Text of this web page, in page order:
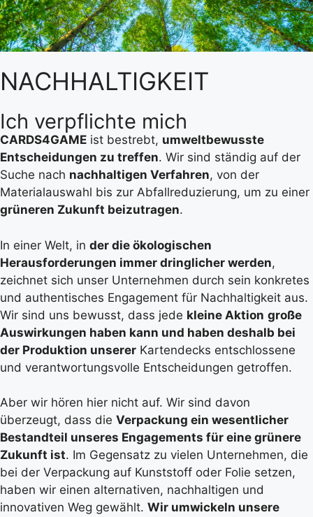
NACHHALTIGKEIT
Ich verpflichte mich
CARDS4GAME ist bestrebt, umweltbewusste
Entscheidungen zu treffen. Wir sind ständig auf der
Suche nach nachhaltigen Verfahren, von der
Materialauswahl bis zur Abfallreduzierung, um zu einer
grüneren Zukunft beizutragen.
In einer Welt, in der die ökologischen
Herausforderungen immer dringlicher werden,
zeichnet sich unser Unternehmen durch sein konkretes
und authentisches Engagement für Nachhaltigkeit aus.
Wir sind uns bewusst, dass jede kleine Aktion große
Auswirkungen haben kann und haben deshalb bei
der Produktion unserer Kartendecks entschlossene
und verantwortungsvolle Entscheidungen getroffen.
Aber wir hören hier nicht auf. Wir sind davon
überzeugt, dass die Verpackung ein wesentlicher
Bestandteil unseres Engagements für eine grünere
Zukunft ist. Im Gegensatz zu vielen Unternehmen, die
bei der Verpackung auf Kunststoff oder Folie setzen,
haben wir einen alternativen, nachhaltigen und
innovativen Weg gewählt. Wir umwickeln unsere